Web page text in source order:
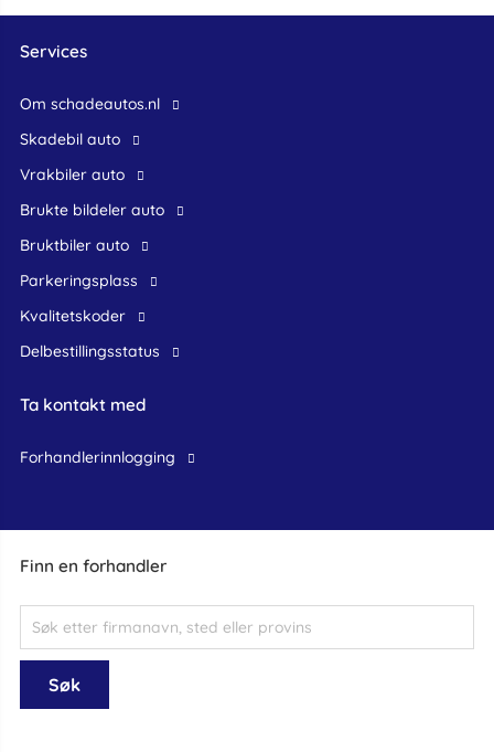
Finn en forhandler
Services
Om schadeautos.nl
skadebil auto
Vrakbiler auto
Brukte bildeler auto
bruktbiler auto
Parkeringsplass
Kvalitetskoder
Delbestillingsstatus
Ta kontakt med
forhandlerinnlogging